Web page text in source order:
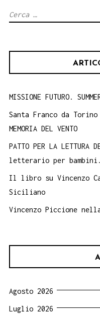
Ricerca
MISSIONE FUTURO.
Santa Franco da Torino A
MEMORIA DEL VENTO
PATTO PER LA LETTURA
letterario per bambini.
Il libro su Vincenzo
Siciliano
Vincenzo Piccione
Agosto 2026
Luglio 2026